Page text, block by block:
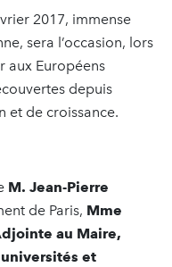
2017, immense
sera l’occasion, lors
aux Européens
depuis
et de croissance.
M. Jean-Pierre
de Paris, Mme
au Maire,
et